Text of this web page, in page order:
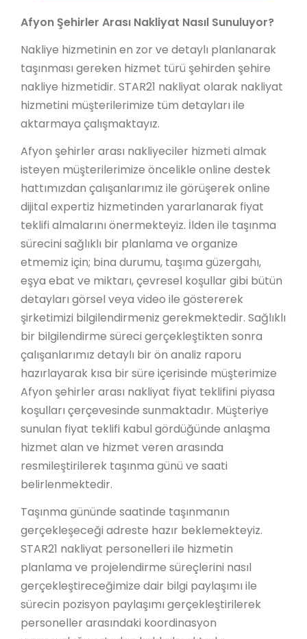
Afyon Şehirler Arası Nakliyat Nasıl Sunuluyor?
Nakliye hizmetinin en zor ve detaylı planlanarak
taşınması gereken hizmet türü şehirden şehire
nakliye hizmetidir. STAR21 nakliyat olarak nakliyat
hizmetini müşterilerimize tüm detayları ile
aktarmaya çalışmaktayız.
Afyon şehirler arası nakliyeciler hizmeti almak
isteyen müşterilerimize öncelikle online destek
hattımızdan çalışanlarımız ile görüşerek online
dijital expertiz hizmetinden yararlanarak fiyat
teklifi almalarını önermekteyiz. İlden ile taşınma
sürecini sağlıklı bir planlama ve organize
etmemiz için; bina durumu, taşıma güzergahı,
eşya ebat ve miktarı, çevresel koşullar gibi bütün
detayları görsel veya video ile göstererek
şirketimizi bilgilendirmeniz gerekmektedir. Sağlıklı
bir bilgilendirme süreci gerçekleştikten sonra
çalışanlarımız detaylı bir ön analiz raporu
hazırlayarak kısa bir süre içerisinde müşterimize
Afyon şehirler arası nakliyat fiyat teklifini piyasa
koşulları çerçevesinde sunmaktadır. Müşteriye
sunulan fiyat teklifi kabul gördüğünde anlaşma
hizmet alan ve hizmet veren arasında
resmileştirilerek taşınma günü ve saati
belirlenmektedir.
Taşınma gününde saatinde taşınmanın
gerçekleşeceği adreste hazır beklemekteyiz.
STAR21 nakliyat personelleri ile hizmetin
planlama ve projelendirme süreçlerini nasıl
gerçekleştireceğimize dair bilgi paylaşımı ile
sürecin pozisyon paylaşımı gerçekleştirilerek
personeller arasındaki koordinasyon